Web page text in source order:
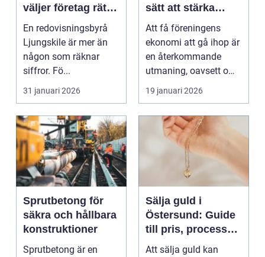
väljer företag rätt
partner för
ekonomin
En redovisningsbyrå
Ljungskile är mer än
någon som räknar
siffror. Fö...
31 januari 2026
sätt att stärka
kassan utan kaos
Att få föreningens
ekonomi att gå ihop är
en återkommande
utmaning, oavsett om
det gäller en idrotts...
19 januari 2026
Sprutbetong för
säkra och hållbara
konstruktioner
Sprutbetong är en
Sälja guld i
Östersund: Guide
till pris, process
och trygghet
Att sälja guld kan